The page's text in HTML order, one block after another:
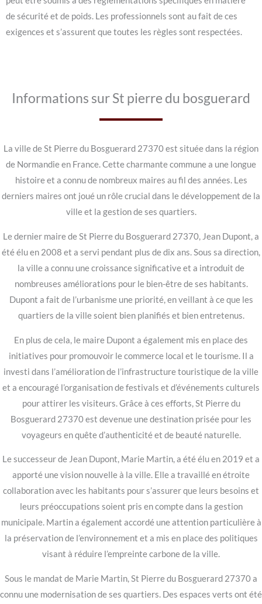
de sécurité et de poids. Les professionnels sont au fait de ces
exigences et s’assurent que toutes les règles sont respectées.
Informations sur St pierre du bosguerard
La ville de St Pierre du Bosguerard 27370 est située dans la région
de Normandie en France. Cette charmante commune a une longue
histoire et a connu de nombreux maires au fil des années. Les
derniers maires ont joué un rôle crucial dans le développement de la
ville et la gestion de ses quartiers.
Le dernier maire de St Pierre du Bosguerard 27370, Jean Dupont, a
été élu en 2008 et a servi pendant plus de dix ans. Sous sa direction,
la ville a connu une croissance significative et a introduit de
nombreuses améliorations pour le bien-être de ses habitants.
Dupont a fait de l’urbanisme une priorité, en veillant à ce que les
quartiers de la ville soient bien planifiés et bien entretenus.
En plus de cela, le maire Dupont a également mis en place des
initiatives pour promouvoir le commerce local et le tourisme. Il a
investi dans l’amélioration de l’infrastructure touristique de la ville
et a encouragé l’organisation de festivals et d’événements culturels
pour attirer les visiteurs. Grâce à ces efforts, St Pierre du
Bosguerard 27370 est devenue une destination prisée pour les
voyageurs en quête d’authenticité et de beauté naturelle.
Le successeur de Jean Dupont, Marie Martin, a été élu en 2019 et a
apporté une vision nouvelle à la ville. Elle a travaillé en étroite
collaboration avec les habitants pour s’assurer que leurs besoins et
leurs préoccupations soient pris en compte dans la gestion
municipale. Martin a également accordé une attention particulière à
la préservation de l’environnement et a mis en place des politiques
visant à réduire l’empreinte carbone de la ville.
Sous le mandat de Marie Martin, St Pierre du Bosguerard 27370 a
connu une modernisation de ses quartiers. Des espaces verts ont été